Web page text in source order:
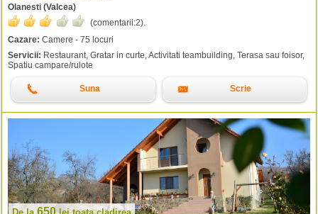
Olanesti (Valcea)
(comentarii:2).
Cazare: Camere - 75 locuri
Servicii: Restaurant, Gratar in curte, Activitati teambuilding, Terasa sau foisor,
Spatiu campare/rulote
Suna Scrie
650